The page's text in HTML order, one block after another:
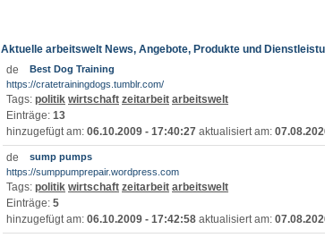
Aktuelle arbeitswelt News, Angebote, Produkte und
Best Dog Training
https://cratetrainingdogs.tumblr.com/
Tags: politik wirtschaft zeitarbeit arbeitswelt
Einträge: 13
hinzugefügt am: 06.10.2009 - 17:40:27 aktualisiert am:
sump pumps
https://sumppumprepair.wordpress.com
Tags: politik wirtschaft zeitarbeit arbeitswelt
Einträge: 5
hinzugefügt am: 06.10.2009 - 17:42:58 aktualisiert am: